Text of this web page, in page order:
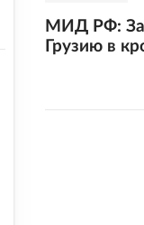
МИД РФ:
Грузию в